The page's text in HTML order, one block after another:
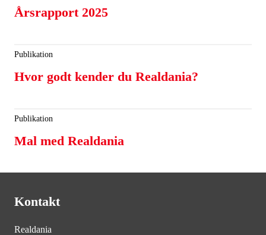
Årsrapport 2025
Publikation
Hvor godt kender du Realdania?
Publikation
Mal med Realdania
Kontakt
Realdania